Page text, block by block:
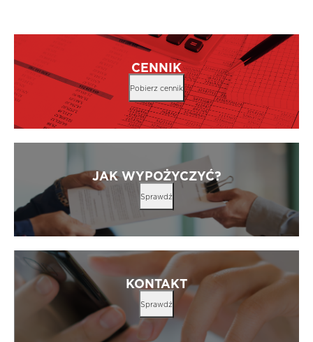
CENNIK
Pobierz cennik
JAK WYPOŻYCZYĆ?
Sprawdź
KONTAKT
Sprawdź